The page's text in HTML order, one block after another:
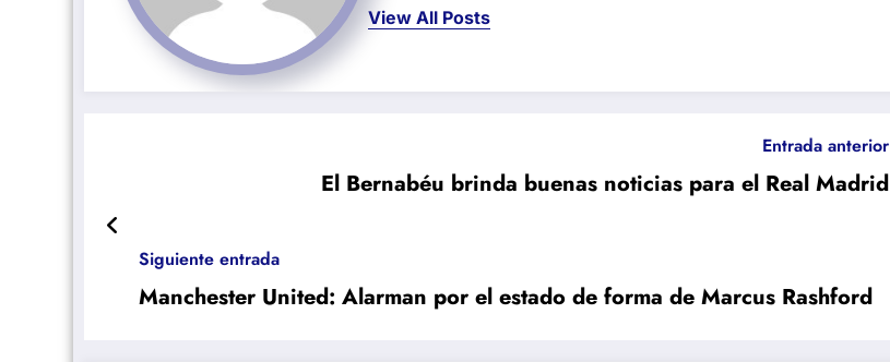
View All Posts
Entrada anterior
El Bernabéu brinda buenas noticias para el Real Madrid
Siguiente entrada
Manchester United: Alarman por el estado de forma de Marcus Rashford